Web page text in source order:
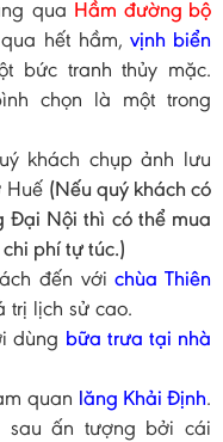
qua Hầm đường bộ
hết hầm,vịnh biển
bức tranh thủy mặc.
chọn là một trong
khách chụp ảnh lưu
Huế (Nếu quý khách có
Đại Nội thì có thể mua
phí tự túc.)
đến vớichùa Thiên
trị lịch sử cao.
dùng bữa trưa tại nhà
quan lăng Khải Định.
sau ấn tượng bởi cái